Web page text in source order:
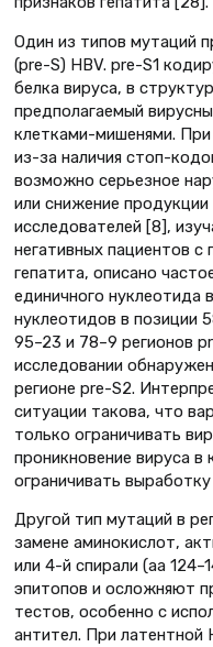
Один из типов мутаций
(pre-S) НВV. pre-S1
белка вируса, в
предполагаемый
клетками-мишенями.
из-за наличия стоп-
возможно серьезное
или снижение
исследователей [8],
негативных пациентов с
гепатита, описано
единичного нуклеотида
нуклеотидов в позиции
95–23 и 78–9 регионов
исследовании
регионе pre-S2.
ситуации такова, что
только ограничивать
проникновение вируса
ограничивать
Другой тип мутаций в
замене аминокислот,
или 4-й спирали (аа
эпитопов и осложняют
тестов, особенно с
антител. При латентной